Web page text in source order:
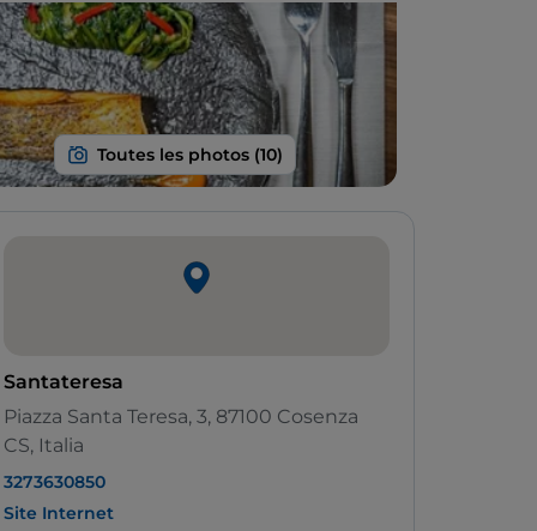
Santateresa
Piazza Santa Teresa, 3, 87100 Cosenza
CS, Italia
3273630850
Site Internet